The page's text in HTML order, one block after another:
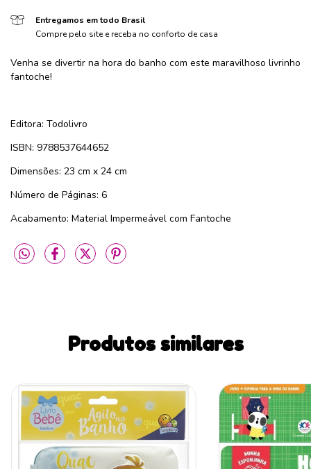
Entregamos em todo Brasil
Compre pelo site e receba no conforto de casa
Venha se divertir na hora do banho com este maravilhoso livrinho
fantoche!
Editora: Todolivro
ISBN: 9788537644652
Dimensões: 23 cm x 24 cm
Número de Páginas: 6
Acabamento: Material Impermeável com Fantoche
Produtos similares